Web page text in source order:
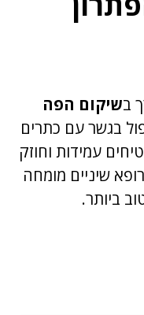
בשיקום הפה
בגשר עם כתרים
עמידות וחוזק
שיניים מומחה
ביותר.